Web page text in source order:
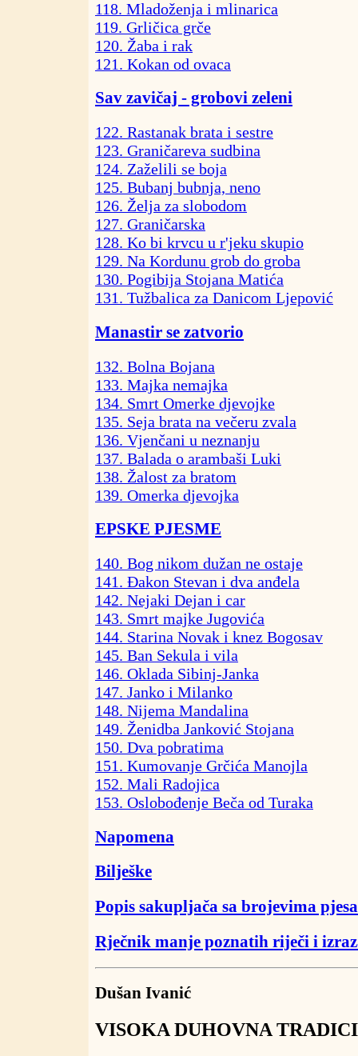
118. Mladoženja i mlinarica
119. Grličica grče
120. Žaba i rak
121. Kokan od ovaca
Sav zavičaj - grobovi zeleni
122. Rastanak brata i sestre
123. Graničareva sudbina
124. Zaželili se boja
125. Bubanj bubnja, neno
126. Želja za slobodom
127. Graničarska
128. Ko bi krvcu u r'jeku skupio
129. Na Kordunu grob do groba
130. Pogibija Stojana Matića
131. Tužbalica za Danicom Ljepović
Manastir se zatvorio
132. Bolna Bojana
133. Majka nemajka
134. Smrt Omerke djevojke
135. Seja brata na večeru zvala
136. Vjenčani u neznanju
137. Balada o arambaši Luki
138. Žalost za bratom
139. Omerka djevojka
EPSKE PJESME
140. Bog nikom dužan ne ostaje
141. Đakon Stevan i dva anđela
142. Nejaki Dejan i car
143. Smrt majke Jugovića
144. Starina Novak i knez Bogosav
145. Ban Sekula i vila
146. Oklada Sibinj-Janka
147. Janko i Milanko
148. Nijema Mandalina
149. Ženidba Janković Stojana
150. Dva pobratima
151. Kumovanje Grčića Manojla
152. Mali Radojica
153. Oslobođenje Beča od Turaka
Napomena
Bilješke
Popis sakupljača sa brojevima
Rječnik manje poznatih riječi i
Dušan Ivanić
VISOKA DUHOVNA